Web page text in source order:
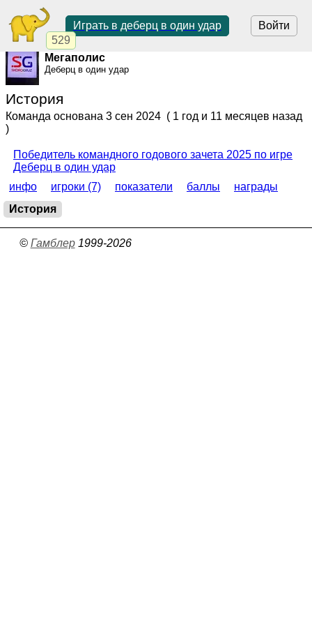
529
Войти
Играть в деберц в один удар
Мегаполис
Деберц в один удар
История
Команда основана 3 сен 2024 ( 1 год и 11 месяцев назад
)
Победитель командного годового зачета 2025 по игре
Деберц в один удар
инфо
игроки (7) показатели баллы
награды
История
© Гамблер1999-2026